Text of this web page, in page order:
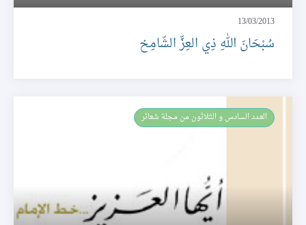
13/03/2013
سُبْحَانَ اللهِ ذِي العِزِّ الشّامِخ
العـدد السادس و الثلاثون من مجلة شعائر